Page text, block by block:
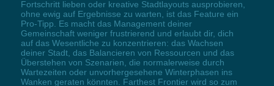
Fortschritt lieben oder kreative Stadtlayouts ausprobieren,
ohne ewig auf Ergebnisse zu warten, ist das Feature ein
Pro-Tipp. Es macht das Management deiner
Gemeinschaft weniger frustrierend und erlaubt dir, dich
auf das Wesentliche zu konzentrieren: das Wachsen
deiner Stadt, das Balancieren von Ressourcen und das
Überstehen von Szenarien, die normalerweise durch
Wartezeiten oder unvorhergesehene Winterphasen ins
Wanken geraten könnten. Farthest Frontier wird so zum